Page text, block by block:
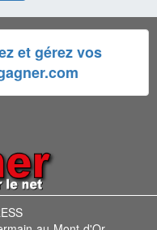
et gérez vos